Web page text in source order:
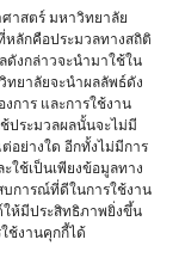
าสตร์ มหาวิทยาลัย
ลักคือประมวลทางสถิติ
งกล่าวจะนำมาใช้ใน
ทยาลัยจะนำผลลัพธ์ดัง
การ และการใช้งาน
ประมวลผลนั้นจะไม่มี
อย่างใด อีกทั้งไม่มีการ
ใช้เป็นเพียงข้อมูลทาง
บการณ์ที่ดีในการใช้งาน
ห้มีประสิทธิภาพยิ่งขึ้น
ช้งานคุกกี้ได้